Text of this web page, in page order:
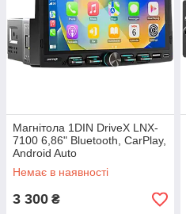
Магнітола 1DIN DriveX LNX-
7100 6,86" Bluetooth, CarPlay,
Android Auto
Немає в наявності
3 300 ₴